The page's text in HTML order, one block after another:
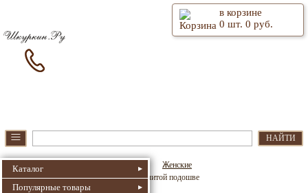
в корзине
0 шт. 0 руб.
≡ НАЙТИ
Каталог
Популярные товары
Шкуркин.Ру Монгольские сапоги
Женские
Монголки женские коричневые на литой подошве